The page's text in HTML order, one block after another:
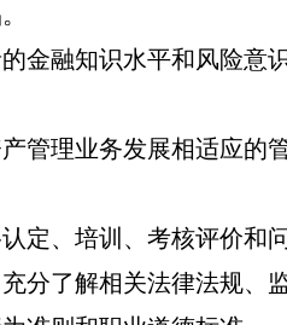
金融知识水平和风险意
管理业务发展相适应的
定、培训、考核评价和
分了解相关法律法规、